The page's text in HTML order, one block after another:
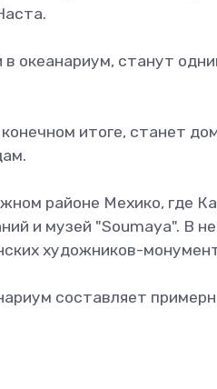
океанариум, станут
итоге, станет
районе Мехико, где
и музей "Soumaya". В
художников-
составляет